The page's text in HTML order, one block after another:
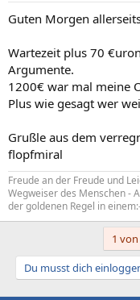
Guten Morgen
Wartezeit plus 70
Argumente.
1200€ war mal meine
Plus wie gesagt wer
Grußle aus dem
flopfmiral
Freude an der Freude und
Wegweiser des Menschen -
der goldenen Regel in
1
Du musst dich